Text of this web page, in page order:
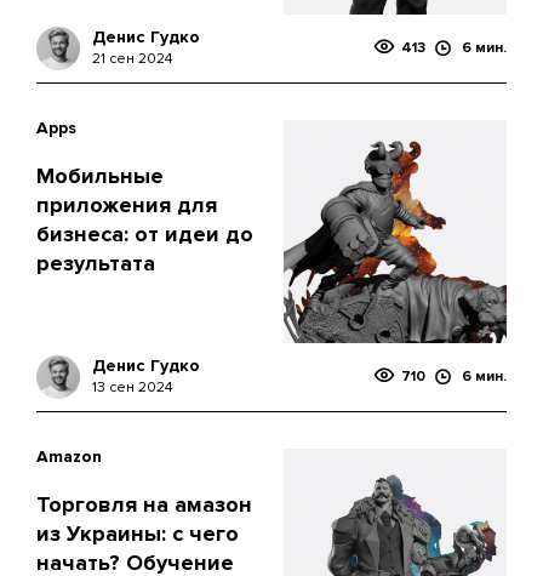
Денис Гудко
21 сен 2024
413 6 мин.
Apps
Мобильные
приложения для
бизнеса: от идеи до
результата
Денис Гудко
13 сен 2024
710 6 мин.
Amazon
Торговля на амазон
из Украины: с чего
начать? Обучение